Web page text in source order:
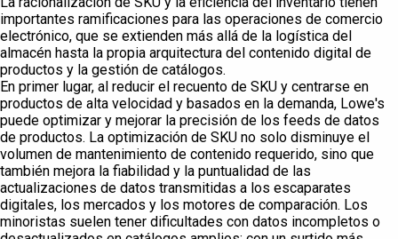
importantes ramificaciones para las operaciones de comercio
electrónico, que se extienden más allá de la logística del
almacén hasta la propia arquitectura del contenido digital de
productos y la gestión de catálogos.
En primer lugar, al reducir el recuento de SKU y centrarse en
productos de alta velocidad y basados en la demanda, Lowe's
puede optimizar y mejorar la precisión de los feeds de datos
de productos. La optimización de SKU no solo disminuye el
volumen de mantenimiento de contenido requerido, sino que
también mejora la fiabilidad y la puntualidad de las
actualizaciones de datos transmitidas a los escaparates
digitales, los mercados y los motores de comparación. Los
minoristas suelen tener dificultades con datos incompletos o